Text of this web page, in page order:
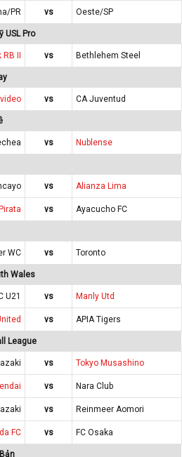
PR vs Oeste/SP
USL Pro
RB II vs Bethlehem Steel
vs CA Juventud
vs Nublense
vs
Alianza Lima
vs Ayacucho FC
WC vs Toronto
Wales
U21 vs
Manly Utd
vs APIA Tigers
League
vs
Tokyo Musashino
vs
Nara Club
vs
Reinmeer Aomori
FC vs FC Osaka